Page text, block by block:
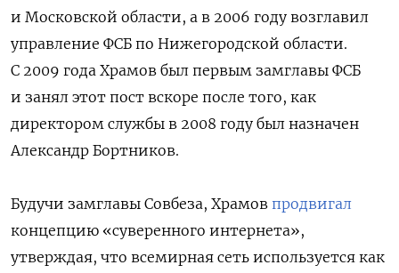
и Московской области, а в 2006 году возглавил
управление ФСБ по Нижегородской области.
С 2009 года Храмов был первым замглавы ФСБ
и занял этот пост вскоре после того, как
директором службы в 2008 году был назначен
Александр Бортников.
Будучи замглавы Совбеза, Храмов продвигал
концепцию «суверенного интернета»,
утверждая, что всемирная сеть используется как